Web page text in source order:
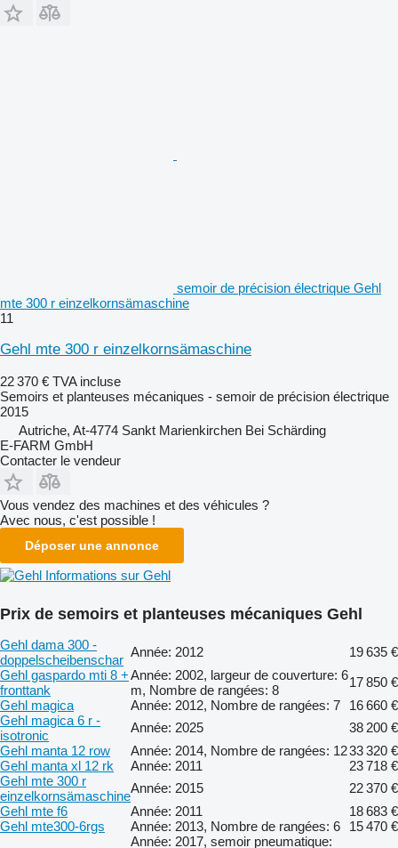
semoir de précision électrique Gehl
mte 300 r einzelkornsämaschine
11
Gehl mte 300 r einzelkornsämaschine
22 370 € TVA incluse
Semoirs et planteuses mécaniques - semoir de précision électrique
2015
Autriche, At-4774 Sankt Marienkirchen Bei Schärding
E-FARM GmbH
Contacter le vendeur
Vous vendez des machines et des véhicules ?
Avec nous, c'est possible !
Déposer une annonce
Informations sur Gehl
Prix de semoirs et planteuses mécaniques Gehl
Gehl dama 300 -
doppelscheibenschar
Année: 2012
19 635 €
Gehl gaspardo mti 8 +
fronttank
Année: 2002, largeur de couverture: 6
m, Nombre de rangées: 8
17 850 €
Gehl magica
Année: 2012, Nombre de rangées: 7
16 660 €
Gehl magica 6 r -
isotronic
Année: 2025
38 200 €
Gehl manta 12 row
Année: 2014, Nombre de rangées: 1233 320 €
Gehl manta xl 12 rk
Année: 2011
23 718 €
Gehl mte 300 r
einzelkornsämaschine
Année: 2015
22 370 €
Gehl mte f6
Année: 2011
18 683 €
Gehl mte300-6rgs
Année: 2013, Nombre de rangées: 6
15 470 €
Année: 2017, semoir pneumatique: